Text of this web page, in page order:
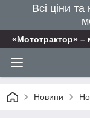
Всі ціни
«Мототрактор» –
Новини